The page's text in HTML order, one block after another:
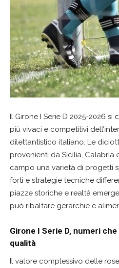
Il Girone I Serie D 2025-2026
più vivaci e competitivi
dilettantistico italiano. Le
provenienti da Sicilia, Calabria
campo una varietà di progetti
forti e strategie tecniche
piazze storiche e realtà
può ribaltare gerarchie e
Girone I Serie D, numeri
qualità
Il valore complessivo delle